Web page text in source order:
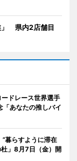
」 県内2店舗目
ドレース世界選手
あなたの推しバイ
暮らすように滞在
」8月7日（金）開